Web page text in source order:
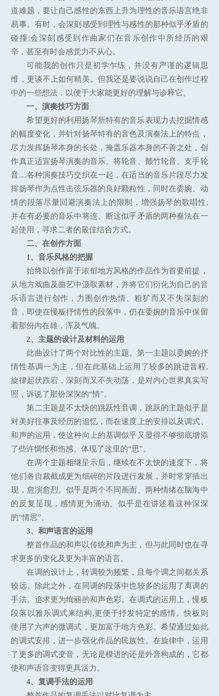
道难题，要让自己感性的东西上升为理性的音乐语言绝非
易事。有时，会深刻感受到理性与感性的那种似乎矛盾的
碰撞;会深刻感受到作曲家们在音乐创作中所经历的艰
辛，甚至有时会感觉力不从心。
可能我的创作只是初学乍练，并没有严谨的逻辑思
维，更谈不上如何精美。但我还是要说说自己在创作过程
中的一些想法，以便于大家能更好的理解与诊释它。
一、演奏技巧方面
希望更好的利用扬琴所特有的音乐表现力去挖掘情感
的幅度变化，并针对扬琴特有的音色及演奏法上的特点，
尽力发挥扬琴本身的长处，掩盖乐器本身的不善之处，创
作真正适宜扬琴演奏的音乐。将轮音、颤竹轮音、支手轮
音....各种演奏技巧交织在一起，在适当的音乐片段尽力发
挥扬琴作为点性击弦乐器的良好颗粒性，同时在委婉、动
情的段落尽量回避演奏法上的限制，增强扬琴的歌唱性,
并在有必要的音乐中将连、断这似乎矛盾的两种奏法在一
起使用，寻求二者的最佳结合方式。
二、在创作方面
1、音乐风格的把握
始终以创作富于浓郁地方风格的作品作为首要前提，
从地方戏曲及曲艺中汲取素材，并将它们衍化为自己的音
乐语言进行创作，力图创作热情、粗犷而又不失深刻的
音，即使在慢板抒情性的段落中，仍在委婉的音乐中保留
着那份内在雄，浑及气魄。
2、主题的设计及材料的运用
此曲设计了两个对比性的主题。第一主题以委婉的抒
情性基调一为主，但在此基础上运用了较多的跳进音程,
旋律起伏跌宕，深刻而又不失动荡，是对内心世界真实写
照，诉说了那份深深的“情”。
第二主题是不太快的跳跃性音调，跳跃的主题似乎是
对美好往事及经历的追忆，而在速度上的安排以及调式、
和声的运用，使这种向上的基调似乎又显得不够彻底增添
了些许惆怅和伤感。体现了这里的“思”。
在两个主题相继呈示后，继续在不太快的速度下，将
他们各自裁截成更为细碎的片段进行发展，并时常穿插出
现，愈演愈烈。似乎是两个不同画面、两种情绪在脑海中
的反复呈现，感情更为涌动。似乎是在讲述着这种深深
的“情思”。
3、和声语言的运用
整首作品的和声以传统和声为主，但与此同时也在寻
求更多的变化及更为丰富的语言。
在调的设计上，转调较为频繁，且每个调之间都关系
较远。除此之外，在同调的段落中也较多的运用了离调的
手法。追求更为绚丽的和声色彩。在调式的运用上，慢板
段落以雅乐调式来结构,更便于抒发特定的感情。快板则
使用了六声的微调式，更加富于地方色彩。希望通过如此
的调式安排，进一步强化作品的民族性。在旋律中，运用
了更多的调式变音，无论是模进的还是外音构成的，它都
使和声语音变得更具活力。
4、复调手法的运用